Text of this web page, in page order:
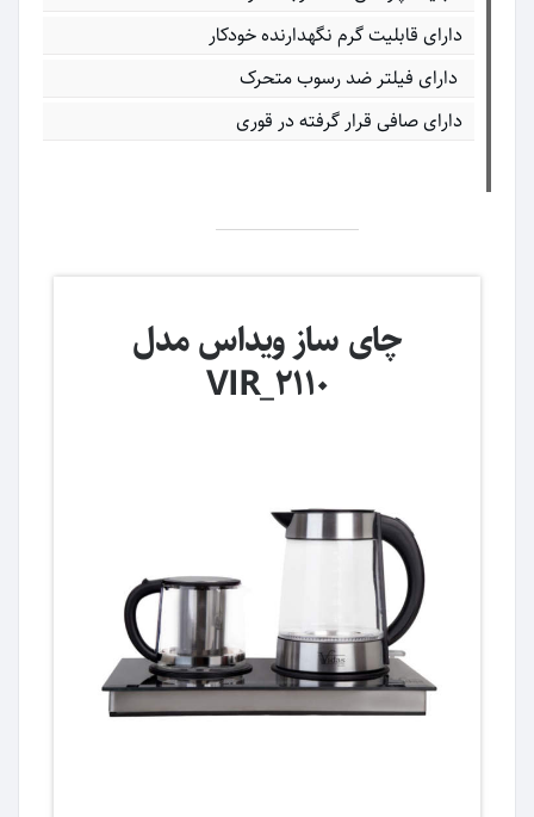
دارای قابلیت گرم نگهدارنده خودکار
دارای فیلتر ضد رسوب متحرک
دارای صافی قرار گرفته در قوری
چای ساز ویداس مدل
VIR_2110